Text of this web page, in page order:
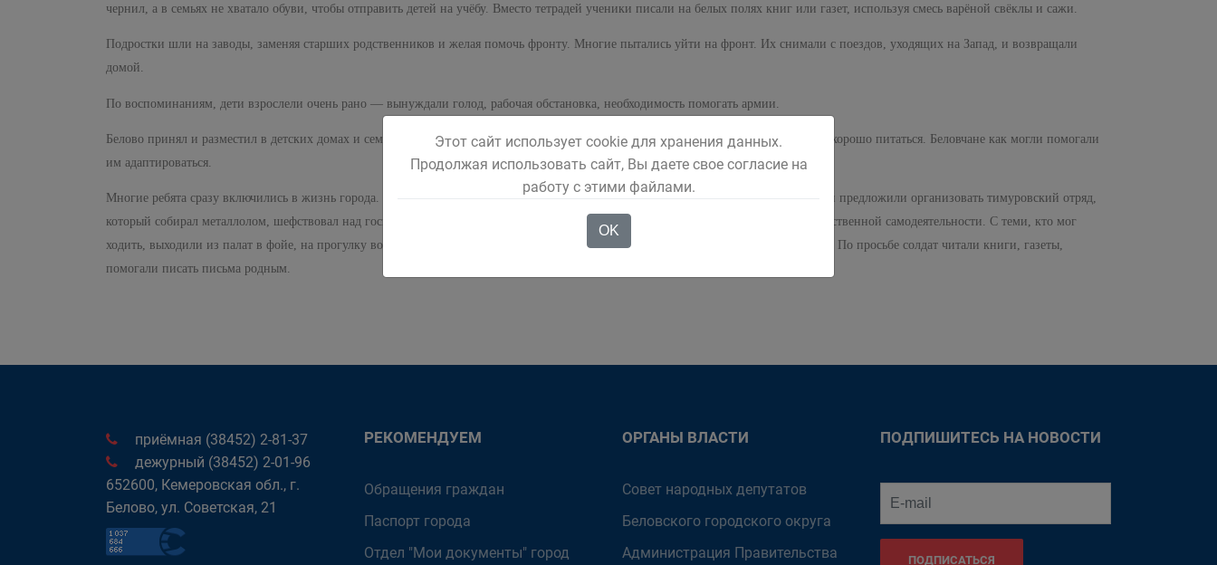
чернил, а в семьях не хватало обуви, чтобы отправить детей на учёбу. Вместо тетрадей ученики писали на белых полях книг или газет, используя смесь варёной свёклы и сажи.
Подростки шли на заводы, заменяя старших родственников и желая помочь фронту. Многие пытались уйти на фронт. Их снимали с поездов, уходящих на Запад, и возвращали
домой.
По воспоминаниям, дети взрослели очень рано — вынуждали голод, рабочая обстановка, необходимость помогать армии.
Белово принял и разместил в детских домах и семьях эвакуированных из Ленинграда детей, которым нужно было восстановиться, хорошо питаться. Беловчане как могли помогали
им адаптироваться.
Многие ребята сразу включились в жизнь города. Ленинградские школьники учились вместе с беловскими ребятами, и именно они предложили организовать тимуровский отряд,
который собирал металлолом, шефствовал над госпиталями. Пионеры-тимуровцы выступали перед ранеными с концертами художественной самодеятельности. С теми, кто мог
ходить, выходили из палат в фойе, на прогулку во двор школ, где размещались госпитали. А к тяжелораненым мы приходили сами. По просьбе солдат читали книги, газеты,
помогали писать письма родным.
приёмная (38452) 2-81-37
дежурный (38452) 2-01-96
652600, Кемеровская обл., г.
Белово, ул. Советская, 21
РЕКОМЕНДУЕМ
Обращения граждан
Паспорт города
Отдел "Мои документы" город
ОРГАНЫ ВЛАСТИ
Совет народных депутатов
Беловского городского округа
Администрация Правительства
ПОДПИШИТЕСЬ НА НОВОСТИ
ПОДПИСАТЬСЯ
Этот сайт использует cookie для хранения данных.
Продолжая использовать сайт, Вы даете свое согласие на
работу с этими файлами.
OK